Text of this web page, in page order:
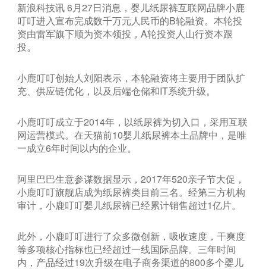
新浪科技讯 6月27日消息，婴儿纸尿裤互联网品牌小鹿
叮叮进入宣布完成数千万元人民币的B轮融资。本轮投
资由雷军旗下顺为资本领投，A轮投资人山行资本跟
投。
小鹿叮叮创始人刘阳表示，本轮融资将主要用于团队扩
充、供应链优化，以及后端仓储和IT系统升级。
小鹿叮叮成立于2014年，以纸尿裤为切入口，采用互联
网运营模式。在天猫前10婴儿纸尿裤本土品牌中，是唯
一成立6年时间以内的企业。
阿里巴巴生意参谋数据显示，2017年520亲子节大促，
小鹿叮叮旗舰店成为纸尿裤类目前三名。经第三方机构
审计，小鹿叮叮婴儿纸尿裤已经累计销售超过1亿片。
此外，小鹿叮叮进行了众多微创新，吸收速度，干爽度
等多项核心指标也已经超过一线国际品牌。三年时间
内，产品经过19次升级在电子商务渠道的800多个婴儿